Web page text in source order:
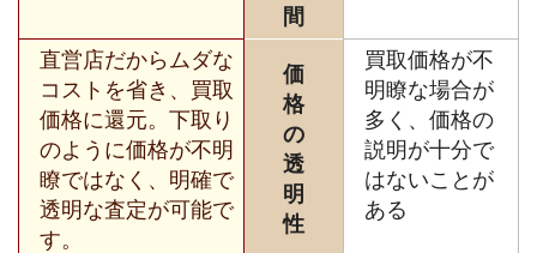
間
直営店だからムダな
コストを省き、買取
価格に還元。下取り
のように価格が不明
瞭ではなく、明確で
透明な査定が可能で
す。
価
格
の
透
明
性
買取価格が不
明瞭な場合が
多く、価格の
説明が十分で
はないことが
ある